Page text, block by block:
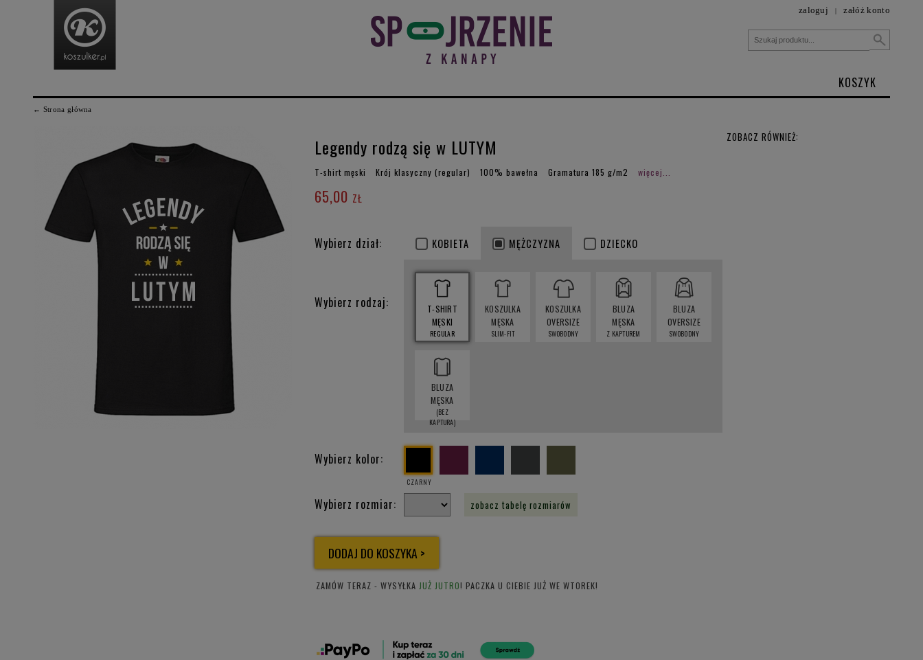
zaloguj | załóż konto
KOSZYK
← Strona główna
Legendy rodzą się w LUTYM
T-shirt męski Krój klasyczny (regular) 100% bawełna Gramatura 185 g/m2 więcej...
65,00 ZŁ
Wybierz dział: KOBIETA MĘŻCZYZNA DZIECKO
Wybierz rodzaj:
T-SHIRT
MĘSKI
REGULAR
KOSZULKA
MĘSKA
SLIM-FIT
KOSZULKA
OVERSIZE
SWOBODNY
BLUZA
MĘSKA
Z KAPTUREM
BLUZA
OVERSIZE
SWOBODNY
BLUZA
MĘSKA
(BEZ
KAPTURA)
Wybierz kolor:
CZARNY
Wybierz rozmiar: zobacz tabelę rozmiarów
ZAMÓW TERAZ - WYSYŁKA JUŻ JUTRO! PACZKA U CIEBIE JUŻ WE WTOREK!
ZOBACZ RÓWNIEŻ: